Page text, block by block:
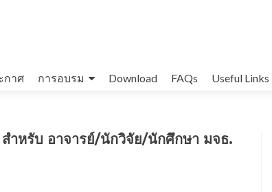
กาศ การอบรม Download FAQs Useful Links
ำหรับ อาจารย์/นักวิจัย/นักศึกษา มจธ.